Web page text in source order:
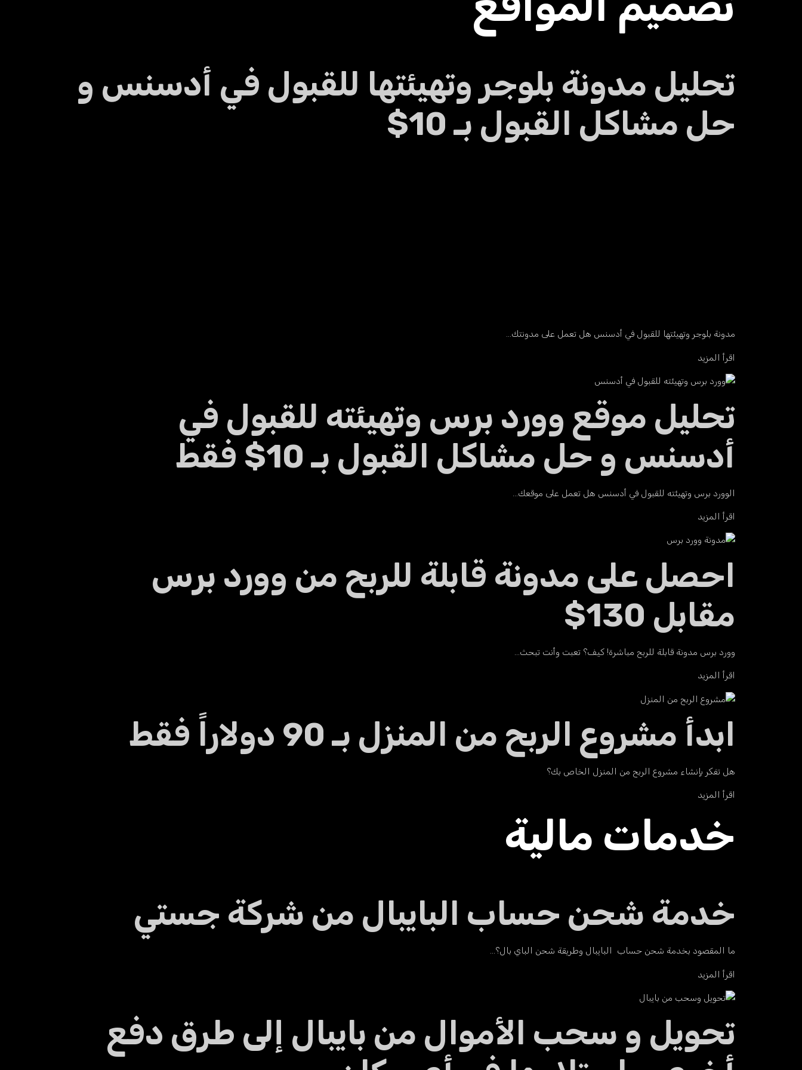
تحليل مدونة بلوجر وتهيئتها للقبول في أدسنس و
حل مشاكل القبول بـ 10$
مدونة بلوجر وتهيئتها للقبول في أدسنس هل تعمل على مدونتك…
اقرأ المزيد
تحليل موقع وورد برس وتهيئته للقبول في
أدسنس و حل مشاكل القبول بـ 10$ فقط
الوورد برس وتهيئته للقبول في أدسنس هل تعمل على موقعك…
اقرأ المزيد
احصل على مدونة قابلة للربح من وورد برس
مقابل 130$
وورد برس مدونة قابلة للربح مباشرة! كيف؟ تعبت وأنت تبحث…
اقرأ المزيد
ابدأ مشروع الربح من المنزل بـ 90 دولاراً فقط
هل تفكر بإنشاء مشروع الربح من المنزل الخاص بك؟
اقرأ المزيد
خدمات مالية
خدمة شحن حساب البايبال من شركة جستي
ما المقصود بخدمة شحن حساب البايبال وطريقة شحن الباي بال؟…
اقرأ المزيد
تحويل و سحب الأموال من بايبال إلى طرق دفع